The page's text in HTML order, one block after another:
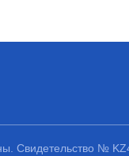
Свидетельство №